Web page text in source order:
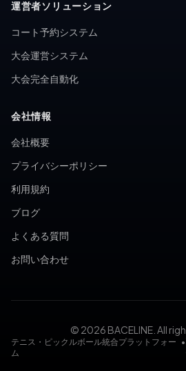
運営者ソリューション
コート予約システム
大会運営システム
大会完全自動化
会社情報
会社概要
プライバシーポリシー
利用規約
ブログ
よくある質問
お問い合わせ
© 2026 BACELINE. All
テニス・ピックルボール統合プラットフォー
ム
•